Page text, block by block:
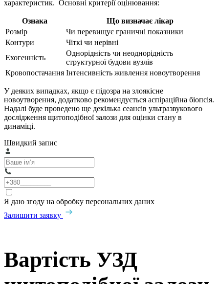
характеристик. Основні критерії оцінювання:
Ознака
Що визначає лікар
Розмір
Чи перевищує граничні показники
Контури
Чіткі чи нерівні
Ехогенність
Однорідність чи неоднорідність
структурної будови вузлів
Кровопостачання Інтенсивність живлення новоутворення
У деяких випадках, якщо є підозра на злоякісне
новоутворення, додатково рекомендується аспіраційна біопсія.
Надалі буде проведено ще декілька сеансів ультразвукового
дослідження щитоподібної залози для оцінки стану в
динаміці.
Швидкий запис
Я даю згоду на обробку персональних даних
Залишити заявку
Вартість УЗД